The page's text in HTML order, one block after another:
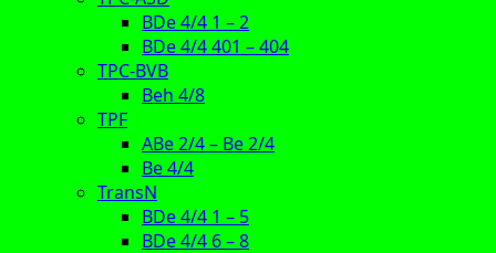
BDe 4/4 1 – 2
BDe 4/4 401 – 404
TPC-BVB
Beh 4/8
TPF
ABe 2/4 – Be 2/4
Be 4/4
TransN
BDe 4/4 1 – 5
BDe 4/4 6 – 8